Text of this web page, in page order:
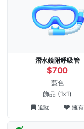
潛水鏡附呼吸管
$700
藍色
飾品 (1x1)
追蹤 擁有